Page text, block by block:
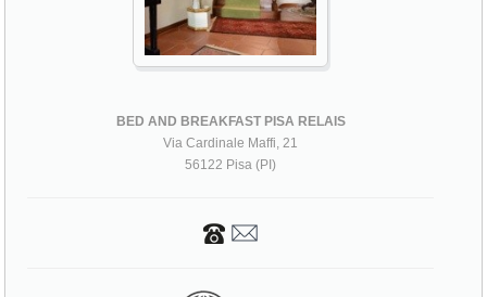
BED AND BREAKFAST PISA RELAIS
Via Cardinale Maffi, 21
56122 Pisa (PI)